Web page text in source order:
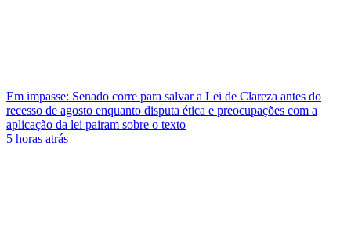
Em impasse: Senado corre para salvar a Lei de Clareza antes do
recesso de agosto enquanto disputa ética e preocupações com a
aplicação da lei pairam sobre o texto
5 horas atrás